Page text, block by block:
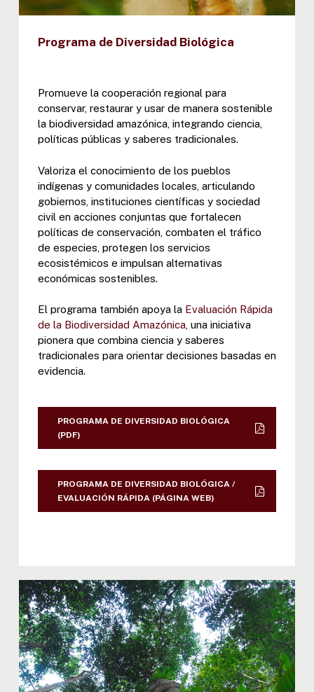
Programa de Diversidad Biológica
Promueve la cooperación regional para
conservar, restaurar y usar de manera sostenible
la biodiversidad amazónica, integrando ciencia,
políticas públicas y saberes tradicionales.
Valoriza el conocimiento de los pueblos
indígenas y comunidades locales, articulando
gobiernos, instituciones científicas y sociedad
civil en acciones conjuntas que fortalecen
políticas de conservación, combaten el tráfico
de especies, protegen los servicios
ecosistémicos e impulsan alternativas
económicas sostenibles.
El programa también apoya la Evaluación Rápida
de la Biodiversidad Amazónica, una iniciativa
pionera que combina ciencia y saberes
tradicionales para orientar decisiones basadas en
evidencia.
PROGRAMA DE DIVERSIDAD BIOLÓGICA
(PDF)
PROGRAMA DE DIVERSIDAD BIOLÓGICA /
EVALUACIÓN RÁPIDA (PÁGINA WEB)